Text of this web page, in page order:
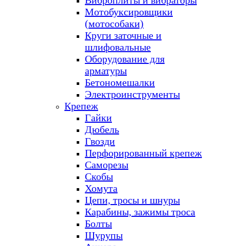
Мотобуксировщики
(мотособаки)
Круги заточные и
шлифовальные
Оборудование для
арматуры
Бетономешалки
Электроинструменты
Крепеж
Гайки
Дюбель
Гвозди
Перфорированный крепеж
Саморезы
Скобы
Хомута
Цепи, тросы и шнуры
Карабины, зажимы троса
Болты
Шурупы